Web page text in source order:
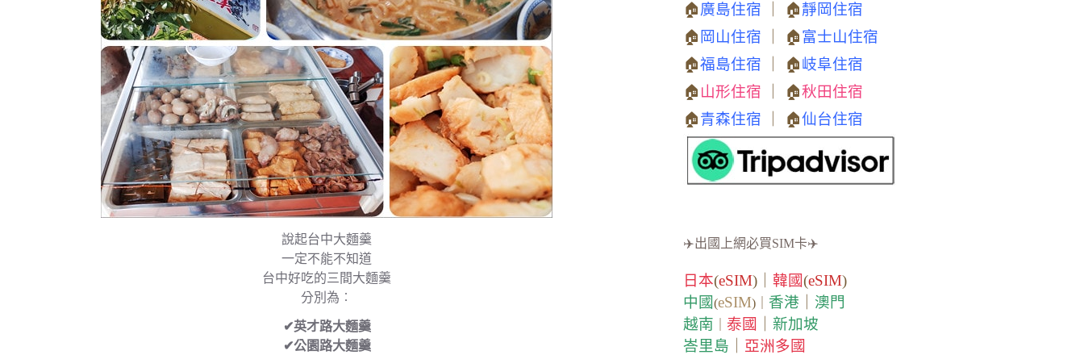
說起台中大麵羹
一定不能不知道
台中好吃的三間大麵羹
分別為︰
✔英才路大麵羹
✔公園路大麵羹
🏠廣島住宿 ｜ 🏠靜岡住宿
🏠 岡山住宿 ｜ 🏠富士山住宿
🏠福島住宿 ｜ 🏠岐阜住宿
🏠 山形住宿 ｜ 🏠秋田住宿
🏠青森住宿 ｜ 🏠仙台住宿
✈️出國上網必買SIM卡✈️
日本(eSIM)｜ 韓國(eSIM)
中國(eSIM)｜ 香港
澳門
越南
泰國
新加坡
峇里島
亞洲多國